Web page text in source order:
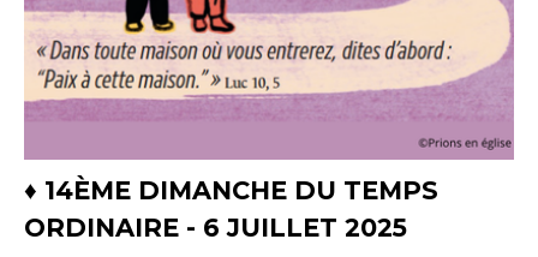
♦ 14ÈME DIMANCHE DU TEMPS
ORDINAIRE - 6 JUILLET 2025